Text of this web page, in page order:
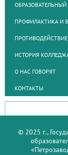
ОБРАЗОВАТЕЛЬНЫЙ
ПРОФИЛАКТИКА И
ИСТОРИЯ
О НАС ГОВОРЯТ
КОНТАКТЫ
© 2025 г.,